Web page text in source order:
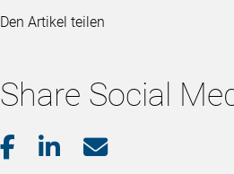
Den Artikel teilen
Share Social